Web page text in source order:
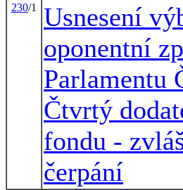
230/1
Usnesení
oponentní
Parlamentu
Čtvrtý
fondu -
čerpání